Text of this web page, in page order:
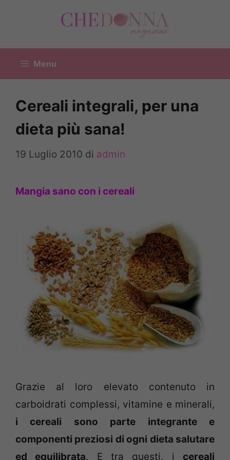
Menu
Cereali integrali, per una
dieta più sana!
19 Luglio 2010 di admin
Mangia sano con i cereali
Grazie al loro elevato contenuto in
carboidrati complessi, vitamine e minerali,
i cereali sono parte integrante e
componenti preziosi di ogni dieta salutare
ed equilibrata. E tra questi, i cereali